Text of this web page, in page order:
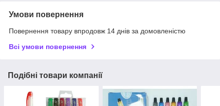
Умови повернення
Повернення товару впродовж 14 днів за домовленістю
Всі умови повернення
Подібні товари компанії